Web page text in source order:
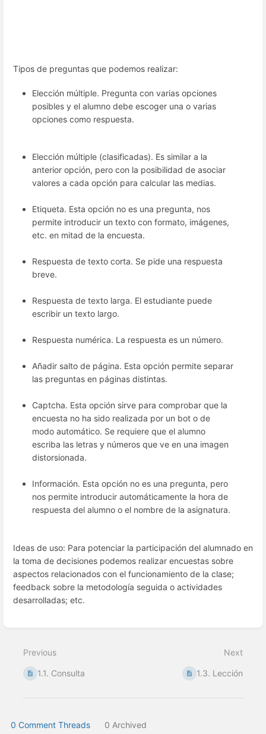
Tipos de preguntas que podemos realizar:
Elección múltiple. Pregunta con varias opciones
posibles y el alumno debe escoger una o varias
opciones como respuesta.
Elección múltiple (clasificadas). Es similar a la
anterior opción, pero con la posibilidad de asociar
valores a cada opción para calcular las medias.
Etiqueta. Esta opción no es una pregunta, nos
permite introducir un texto con formato, imágenes,
etc. en mitad de la encuesta.
Respuesta de texto corta. Se pide una respuesta
breve.
Respuesta de texto larga. El estudiante puede
escribir un texto largo.
Respuesta numérica. La respuesta es un número.
Añadir salto de página. Esta opción permite separar
las preguntas en páginas distintas.
Captcha. Esta opción sirve para comprobar que la
encuesta no ha sido realizada por un bot o de
modo automático. Se requiere que el alumno
escriba las letras y números que ve en una imagen
distorsionada.
Información. Esta opción no es una pregunta, pero
nos permite introducir automáticamente la hora de
respuesta del alumno o el nombre de la asignatura.
Ideas de uso: Para potenciar la participación del alumnado en
la toma de decisiones podemos realizar encuestas sobre
aspectos relacionados con el funcionamiento de la clase;
feedback sobre la metodología seguida o actividades
desarrolladas; etc.
mode
Previous
1.1. Consulta
Next
1.3. Lección
0 Comment Threads 0 Archived